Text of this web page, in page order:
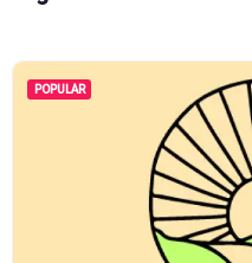
POPULAR